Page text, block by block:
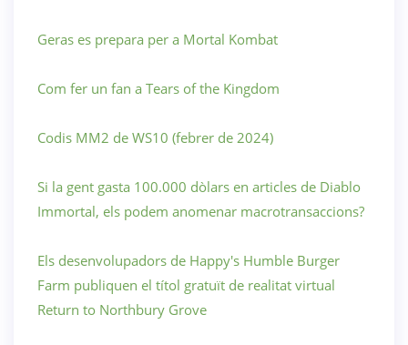
Geras es prepara per a Mortal Kombat
Com fer un fan a Tears of the Kingdom
Codis MM2 de WS10 (febrer de 2024)
Si la gent gasta 100.000 dòlars en articles de Diablo
Immortal, els podem anomenar macrotransaccions?
Els desenvolupadors de Happy's Humble Burger
Farm publiquen el títol gratuït de realitat virtual
Return to Northbury Grove